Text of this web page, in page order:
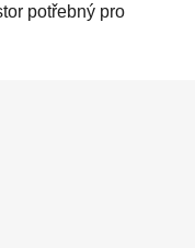
potřebný pro